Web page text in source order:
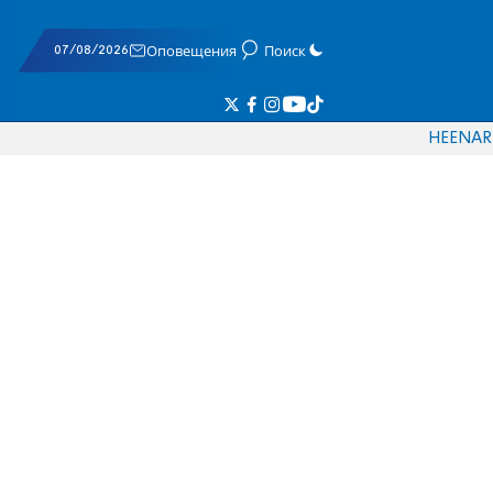
07/08/2026 Оповещения Поиск
HEENAR